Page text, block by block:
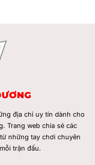
địa chỉ uy tín dành cho
Trang web chia sẻ các
những tay chơi chuyên
trận đấu.